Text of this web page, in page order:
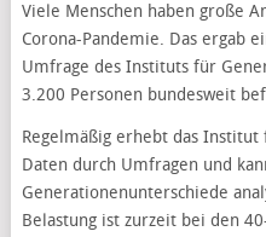
Viele Menschen haben große
Corona-Pandemie. Das ergab
Umfrage des Instituts für
3.200 Personen bundesweit
Regelmäßig erhebt das
Daten durch Umfragen und
Generationenunterschiede
Belastung ist zurzeit bei den